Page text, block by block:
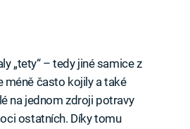
„tety“ – tedy jiné samice z
méně často kojily a také
na jednom zdroji potravy
ostatních. Díky tomu